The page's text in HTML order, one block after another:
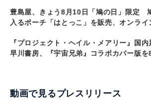
豊島屋、きょう8月10日「鳩の日」限定
入るポーチ「はとっこ」を販売、オンラ
『プロジェクト・ヘイル・メアリー』国
早川書房、『宇宙兄弟』コラボカバー版を
動画で見るプレスリリース